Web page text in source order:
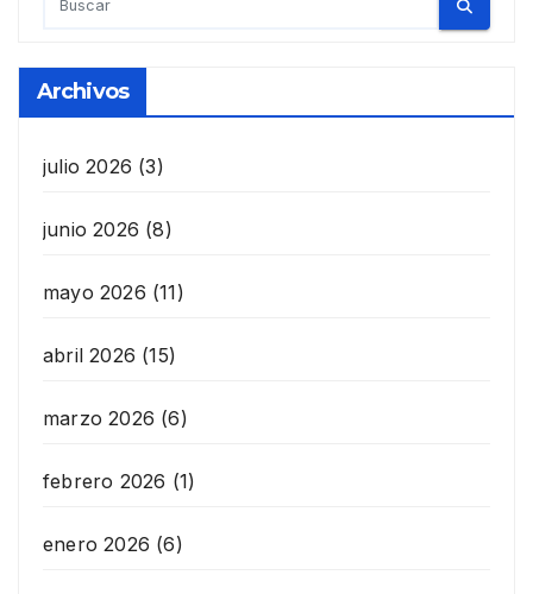
Archivos
julio 2026 (3)
junio 2026 (8)
mayo 2026 (11)
abril 2026 (15)
marzo 2026 (6)
febrero 2026 (1)
enero 2026 (6)